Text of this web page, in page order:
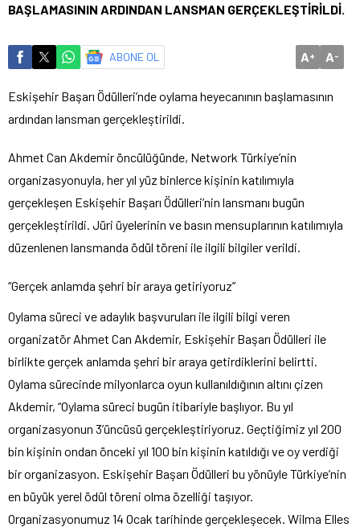
BAŞLAMASININ ARDINDAN LANSMAN GERÇEKLEŞTİRİLDİ.
ABONE OL A+ A-
Eskişehir Başarı Ödülleri’nde oylama heyecanının başlamasının
ardından lansman gerçekleştirildi.
Ahmet Can Akdemir öncülüğünde, Network Türkiye’nin
organizasyonuyla, her yıl yüz binlerce kişinin katılımıyla
gerçekleşen Eskişehir Başarı Ödülleri’nin lansmanı bugün
gerçekleştirildi. Jüri üyelerinin ve basın mensuplarının katılımıyla
düzenlenen lansmanda ödül töreni ile ilgili bilgiler verildi.
“Gerçek anlamda şehri bir araya getiriyoruz”
Oylama süreci ve adaylık başvuruları ile ilgili bilgi veren
organizatör Ahmet Can Akdemir, Eskişehir Başarı Ödülleri ile
birlikte gerçek anlamda şehri bir araya getirdiklerini belirtti.
Oylama sürecinde milyonlarca oyun kullanıldığının altını çizen
Akdemir, “Oylama süreci bugün itibariyle başlıyor. Bu yıl
organizasyonun 3’üncüsü gerçekleştiriyoruz. Geçtiğimiz yıl 200
bin kişinin ondan önceki yıl 100 bin kişinin katıldığı ve oy verdiği
bir organizasyon. Eskişehir Başarı Ödülleri bu yönüyle Türkiye’nin
en büyük yerel ödül töreni olma özelliği taşıyor.
Organizasyonumuz 14 Ocak tarihinde gerçekleşecek. Wilma Elles